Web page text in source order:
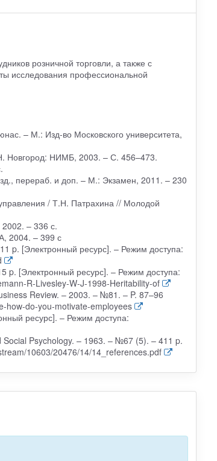
розничной торговли, а также с
исследования профессиональной
– М.: Изд-во Московского университета,
Новгород: НИМБ, 2003. – С. 456–473.
перераб. и доп. – М.: Экзамен, 2011. – 230
/ Т.Н. Патрахина // Молодой
– 336 с.
2004. – 399 с
p. [Электронный ресурс]. – Режим доступа:
p. [Электронный ресурс]. – Режим доступа:
R-Livesley-W-J-1998-Heritability-of
Review. – 2003. – №81. – P. 87–96
how-do-you-motivate-employees
ресурс]. – Режим доступа:
Psychology. – 1963. – №67 (5). – 411 p.
10603/20476/14/14_references.pdf